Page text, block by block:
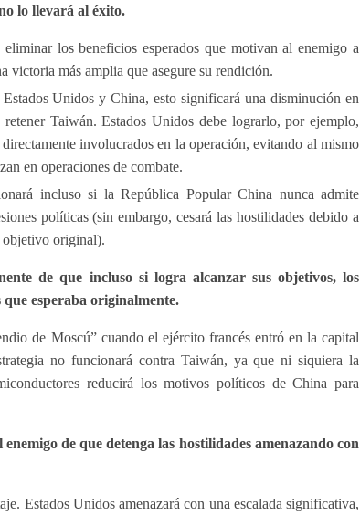
lo llevará al éxito.
los beneficios esperados que motivan al enemigo a
victoria más amplia que asegure su rendición.
Unidos y China, esto significará una disminución en
Taiwán. Estados Unidos debe lograrlo, por ejemplo,
involucrados en la operación, evitando al mismo
en operaciones de combate.
incluso si la República Popular China nunca admite
políticas (sin embargo, cesará las hostilidades debido a
objetivo original).
de que incluso si logra alcanzar sus objetivos, los
que esperaba originalmente.
de Moscú” cuando el ejército francés entró en la capital
no funcionará contra Taiwán, ya que ni siquiera la
reducirá los motivos políticos de China para
de que detenga las hostilidades amenazando con
Estados Unidos amenazará con una escalada significativa,